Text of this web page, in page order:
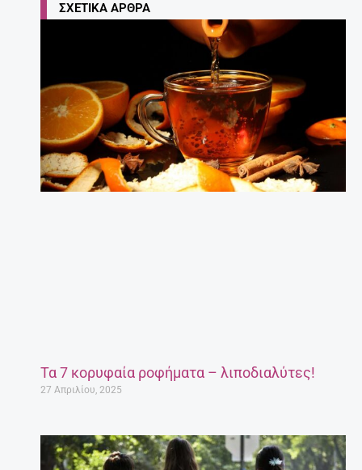
ΣΧΕΤΙΚΆ ΆΡΘΡΑ
Τα 7 κορυφαία ροφήματα – λιποδιαλύτες!
27 Απριλίου, 2025